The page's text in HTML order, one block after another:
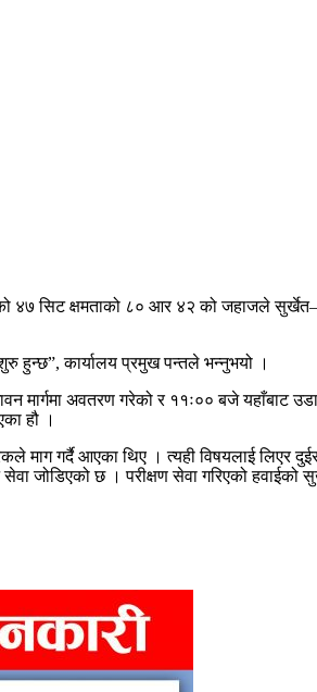
सिट क्षमताको ८० आर ४२ को जहाजले
हुन्छ”, कार्यालय प्रमुख पन्तले भन्नुभयो ।
अवतरण गरेको र ११ः०० बजे यहाँबाट
हौ ।
माग गर्दै आएका थिए । त्यही विषयलाई लिएर
जोडिएको छ । परीक्षण सेवा गरिएको